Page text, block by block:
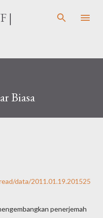
utama
|
Biasa
data/2011.01.19.201525
penerjemah